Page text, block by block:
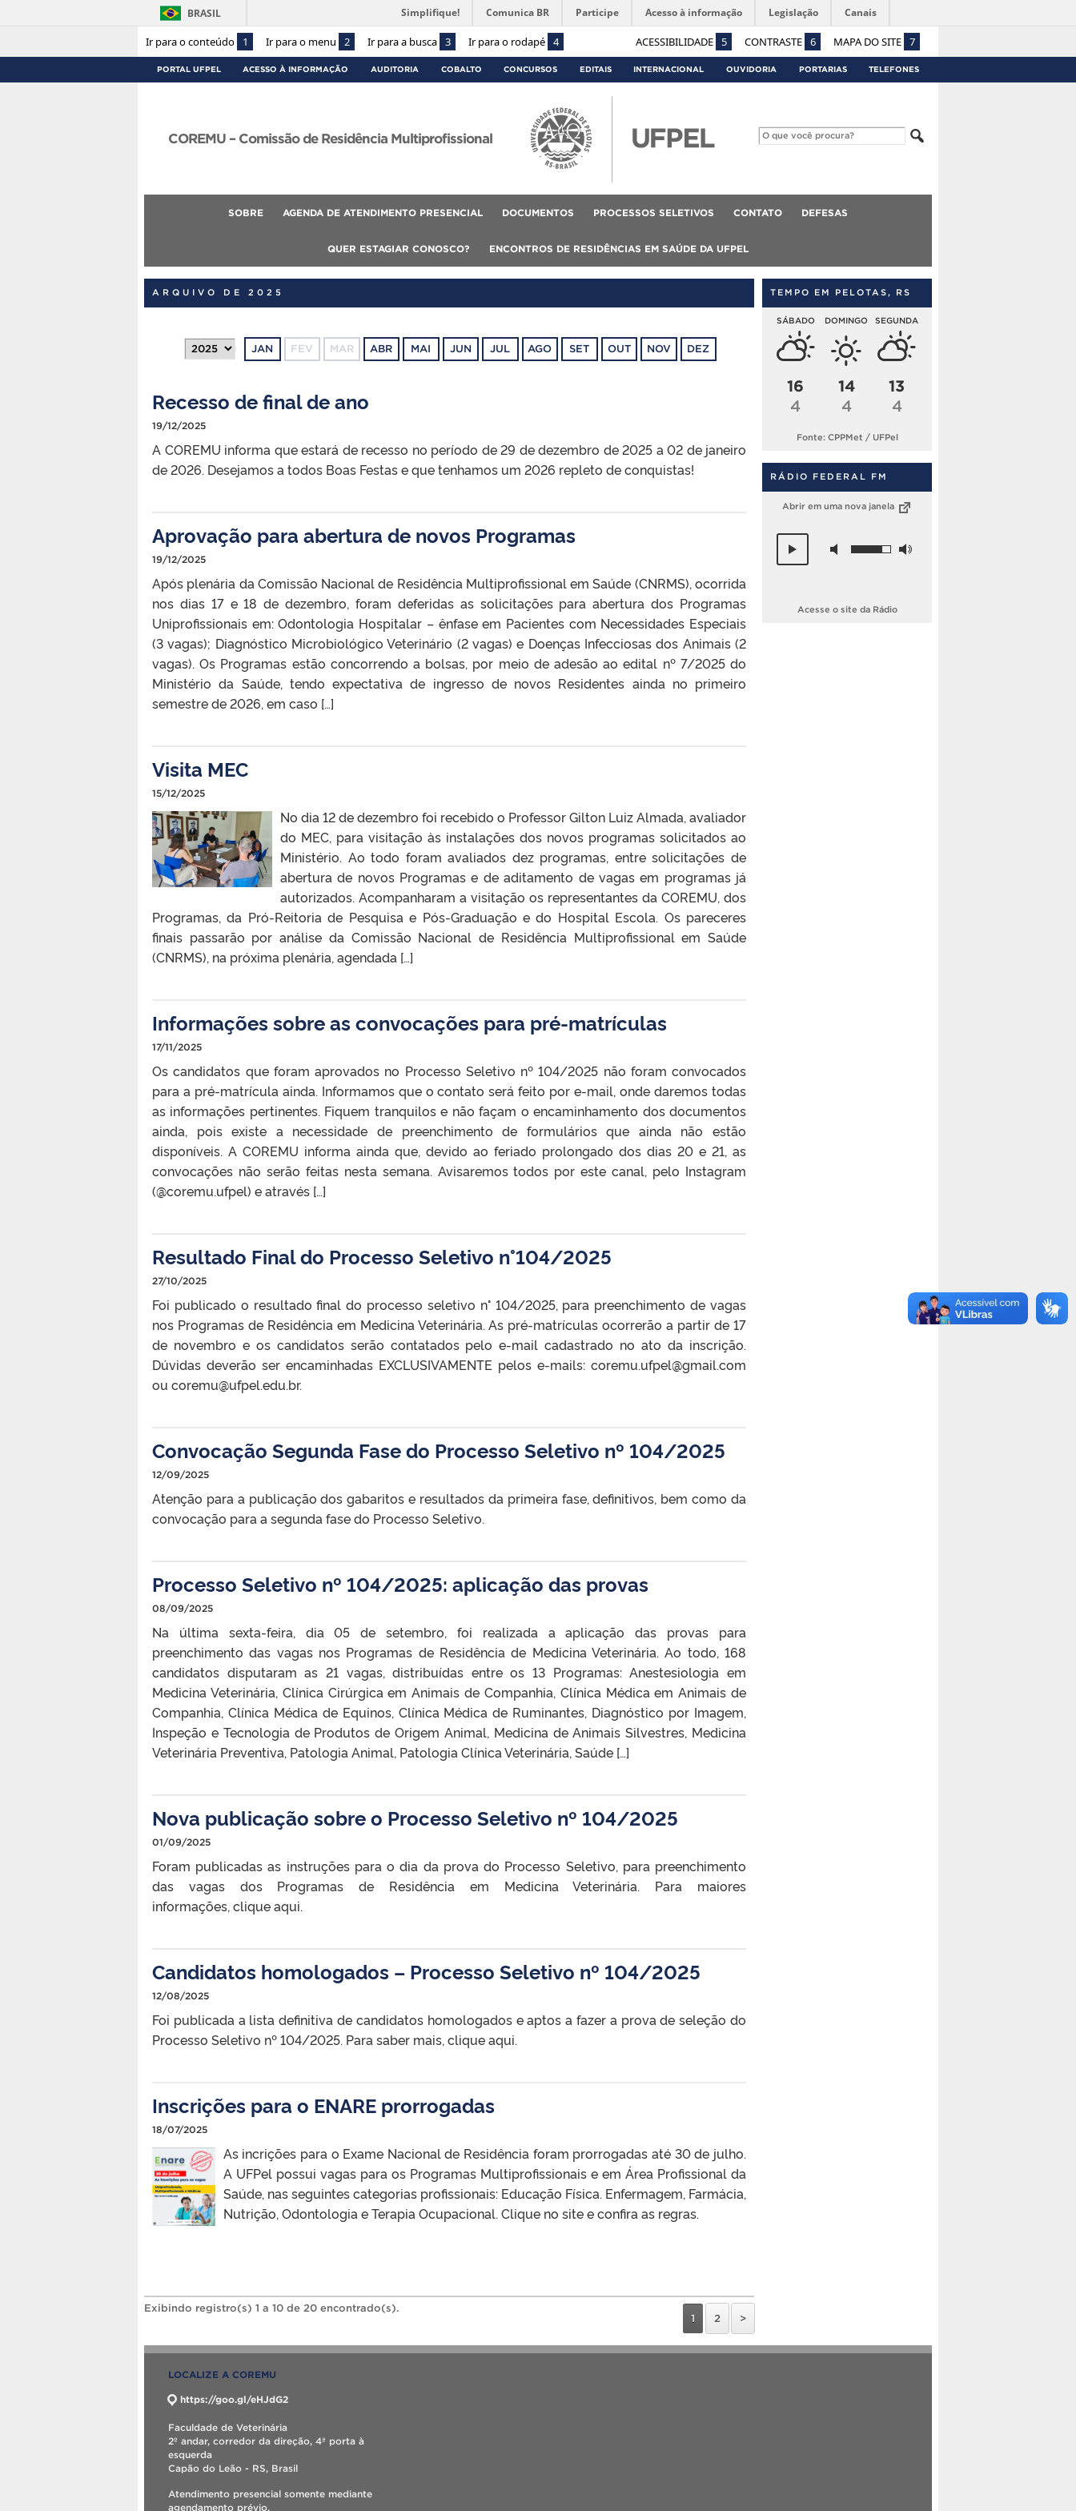
Ir para o conteúdo 1 Ir para o menu 2 Ir para a busca 3 Ir para o rodapé 4 ACESSIBILIDADE 5 CONTRASTE 6 MAPA DO SITE 7
BRASIL Simplifique! Comunica BR Participe Acesso à informação Legislação Canais
PORTAL UFPEL ACESSO À INFORMAÇÃO AUDITORIA COBALTO CONCURSOS EDITAIS INTERNACIONAL OUVIDORIA PORTARIAS TELEFONES
COREMU – Comissão de Residência Multiprofissional
SOBRE AGENDA DE ATENDIMENTO PRESENCIAL DOCUMENTOS PROCESSOS SELETIVOS CONTATO DEFESAS
QUER ESTAGIAR CONOSCO? ENCONTROS DE RESIDÊNCIAS EM SAÚDE DA UFPEL
ARQUIVO DE 2025
JAN FEV MAR ABR MAI JUN JUL AGO SET OUT NOV DEZ
Recesso de final de ano
19/12/2025
A COREMU informa que estará de recesso no período de 29 de dezembro de 2025 a 02 de janeiro
de 2026. Desejamos a todos Boas Festas e que tenhamos um 2026 repleto de conquistas!
Aprovação para abertura de novos Programas
19/12/2025
Após plenária da Comissão Nacional de Residência Multiprofissional em Saúde (CNRMS), ocorrida
nos dias 17 e 18 de dezembro, foram deferidas as solicitações para abertura dos Programas
Uniprofissionais em: Odontologia Hospitalar – ênfase em Pacientes com Necessidades Especiais
(3 vagas); Diagnóstico Microbiológico Veterinário (2 vagas) e Doenças Infecciosas dos Animais (2
vagas). Os Programas estão concorrendo a bolsas, por meio de adesão ao edital nº 7/2025 do
Ministério da Saúde, tendo expectativa de ingresso de novos Residentes ainda no primeiro
semestre de 2026, em caso […]
Visita MEC
15/12/2025
No dia 12 de dezembro foi recebido o Professor Gilton Luiz Almada, avaliador
do MEC, para visitação às instalações dos novos programas solicitados ao
Ministério. Ao todo foram avaliados dez programas, entre solicitações de
abertura de novos Programas e de aditamento de vagas em programas já
autorizados. Acompanharam a visitação os representantes da COREMU, dos
Programas, da Pró-Reitoria de Pesquisa e Pós-Graduação e do Hospital Escola. Os pareceres
finais passarão por análise da Comissão Nacional de Residência Multiprofissional em Saúde
(CNRMS), na próxima plenária, agendada […]
Informações sobre as convocações para pré-matrículas
17/11/2025
Os candidatos que foram aprovados no Processo Seletivo nº 104/2025 não foram convocados
para a pré-matrícula ainda. Informamos que o contato será feito por e-mail, onde daremos todas
as informações pertinentes. Fiquem tranquilos e não façam o encaminhamento dos documentos
ainda, pois existe a necessidade de preenchimento de formulários que ainda não estão
disponíveis. A COREMU informa ainda que, devido ao feriado prolongado dos dias 20 e 21, as
convocações não serão feitas nesta semana. Avisaremos todos por este canal, pelo Instagram
(@coremu.ufpel) e através […]
Resultado Final do Processo Seletivo n°104/2025
27/10/2025
Foi publicado o resultado final do processo seletivo n° 104/2025, para preenchimento de vagas
nos Programas de Residência em Medicina Veterinária. As pré-matrículas ocorrerão a partir de 17
de novembro e os candidatos serão contatados pelo e-mail cadastrado no ato da inscrição.
Dúvidas deverão ser encaminhadas EXCLUSIVAMENTE pelos e-mails: coremu.ufpel@gmail.com
ou coremu@ufpel.edu.br.
Convocação Segunda Fase do Processo Seletivo nº 104/2025
12/09/2025
Atenção para a publicação dos gabaritos e resultados da primeira fase, definitivos, bem como da
convocação para a segunda fase do Processo Seletivo.
Processo Seletivo nº 104/2025: aplicação das provas
08/09/2025
Na última sexta-feira, dia 05 de setembro, foi realizada a aplicação das provas para
preenchimento das vagas nos Programas de Residência de Medicina Veterinária. Ao todo, 168
candidatos disputaram as 21 vagas, distribuídas entre os 13 Programas: Anestesiologia em
Medicina Veterinária, Clínica Cirúrgica em Animais de Companhia, Clínica Médica em Animais de
Companhia, Clínica Médica de Equinos, Clínica Médica de Ruminantes, Diagnóstico por Imagem,
Inspeção e Tecnologia de Produtos de Origem Animal, Medicina de Animais Silvestres, Medicina
Veterinária Preventiva, Patologia Animal, Patologia Clínica Veterinária, Saúde […]
Nova publicação sobre o Processo Seletivo nº 104/2025
01/09/2025
Foram publicadas as instruções para o dia da prova do Processo Seletivo, para preenchimento
das vagas dos Programas de Residência em Medicina Veterinária. Para maiores
informações, clique aqui.
Candidatos homologados – Processo Seletivo nº 104/2025
12/08/2025
Foi publicada a lista definitiva de candidatos homologados e aptos a fazer a prova de seleção do
Processo Seletivo nº 104/2025. Para saber mais, clique aqui.
Inscrições para o ENARE prorrogadas
18/07/2025
As incrições para o Exame Nacional de Residência foram prorrogadas até 30 de julho.
A UFPel possui vagas para os Programas Multiprofissionais e em Área Profissional da
Saúde, nas seguintes categorias profissionais: Educação Física. Enfermagem, Farmácia,
Nutrição, Odontologia e Terapia Ocupacional. Clique no site e confira as regras.
Exibindo registro(s) 1 a 10 de 20 encontrado(s).
1
2 >
TEMPO EM PELOTAS, RS
SÁBADO
16
4
DOMINGO
14
4
SEGUNDA
13
4
Fonte: CPPMet / UFPel
RÁDIO FEDERAL FM
Abrir em uma nova janela
Acesse o site da Rádio
LOCALIZE A COREMU
https://goo.gl/eHJdG2
Faculdade de Veterinária
2º andar, corredor da direção, 4ª porta à
esquerda
Capão do Leão - RS, Brasil
Atendimento presencial somente mediante
agendamento prévio.